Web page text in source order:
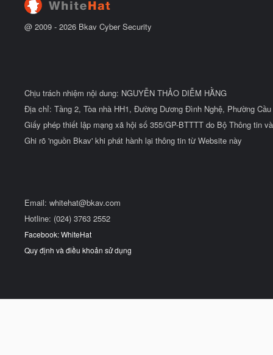
ầ
@ 2009 - 2026 Bkav Cyber Security
Chịu trách nhiệm nội dung: NGUYỄN THẢO DIỄM HẰNG
Địa chỉ: Tầng 2, Tòa nhà HH1, Đường Dương Đình Nghệ, Phường
Giấy phép thiết lập mạng xã hội số 355/GP-BTTTT do Bộ Thông tin
Ghi rõ 'nguồn Bkav' khi phát hành lại thông tin từ Website này
Email: whitehat@bkav.com
Hotline: (024) 3763 2552
Facebook: WhiteHat
Quy định và điều khoản sử dụng